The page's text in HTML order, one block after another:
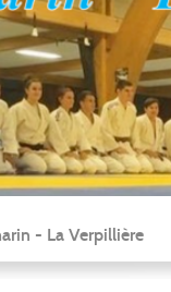
- La Verpillière